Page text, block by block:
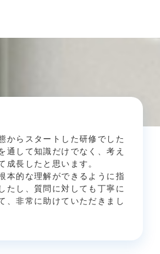
からスタート した研修でした
通して知識だけでなく、考え
成長したと思います。
本的な理解ができるように指
たし、質問に対しても丁寧に
、非常に助けていただきまし